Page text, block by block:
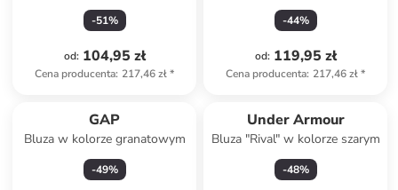
-51%
od: 104,95 zł
Cena producenta: 217,46 zł*
-44%
od: 119,95 zł
Cena producenta: 217,46 zł*
GAP
Bluza w kolorze granatowym
-49%
Under Armour
Bluza "Rival" w kolorze szarym
-48%